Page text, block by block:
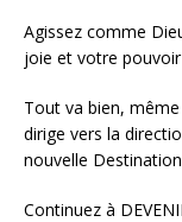
Agissez comme
joie et votre
Tout va bien,
dirige vers la
nouvelle
Continuez à